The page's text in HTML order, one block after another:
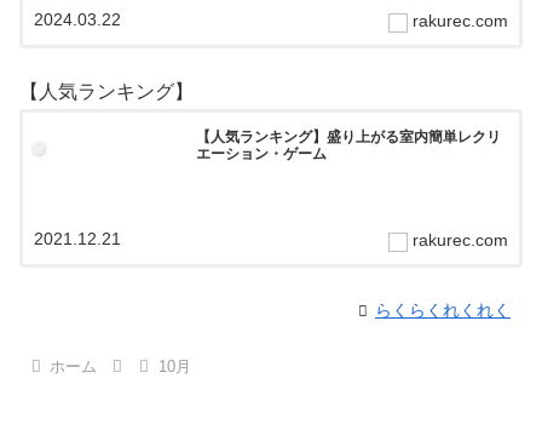
rakurec.com
2024.03.22
【人気ランキング】
【人気ランキング】盛り上がる室内簡単レクリ
エーション・ゲーム
rakurec.com
2021.12.21
らくらくれくれく
ホーム 10月